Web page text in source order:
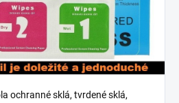
ochranné sklá, tvrdené sklá,